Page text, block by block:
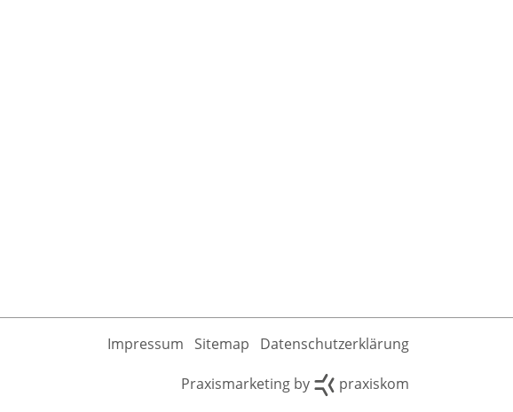
Impressum Sitemap Datenschutzerklärung
Praxismarketing by praxiskom